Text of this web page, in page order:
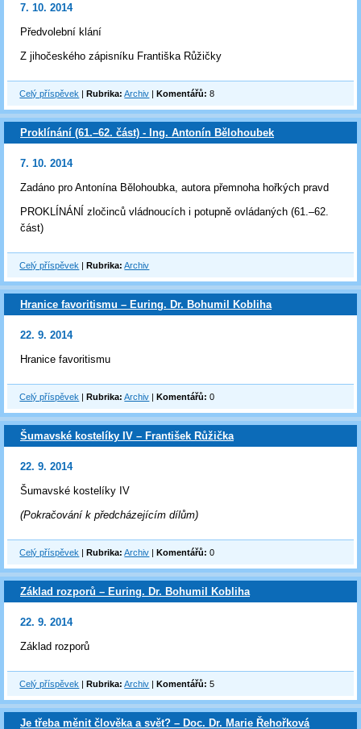
7. 10. 2014
Předvolební klání
Z jihočeského zápisníku Františka Růžičky
Celý příspěvek |Rubrika: Archiv |Komentářů: 8
Proklínání (61.–62. část) - Ing. Antonín Bělohoubek
7. 10. 2014
Zadáno pro Antonína Bělohoubka, autora přemnoha hořkých pravd
PROKLÍNÁNÍ zločinců vládnoucích i potupně ovládaných (61.–62.
část)
Celý příspěvek |Rubrika: Archiv
Hranice favoritismu – Euring. Dr. Bohumil Kobliha
22. 9. 2014
Hranice favoritismu
Celý příspěvek |Rubrika: Archiv |Komentářů: 0
Šumavské kostelíky IV – František Růžička
22. 9. 2014
Šumavské kostelíky IV
(Pokračování k předcházejícím dílům)
Celý příspěvek |Rubrika: Archiv |Komentářů: 0
Základ rozporů – Euring. Dr. Bohumil Kobliha
22. 9. 2014
Základ rozporů
Celý příspěvek |Rubrika: Archiv |Komentářů: 5
Je třeba měnit člověka a svět? – Doc. Dr. Marie Řehořková